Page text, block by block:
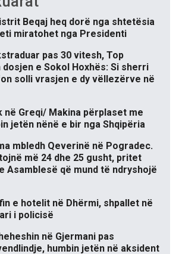
Beqaj heq dorë nga shtetësia
miratohet nga Presidenti
pas 30 vitesh, Top
dosjen e Sokol Hoxhës: Si sherri
solli vrasjen e dy vëllezërve në
Greqi/ Makina përplaset me
jetën nënë e bir nga Shqipëria
mbledh Qeverinë në Pogradec.
më 24 dhe 25 gusht, pritet
Asamblesë që mund të ndryshojë
e hotelit në Dhërmi, shpallet në
i policisë
në Gjermani pas
humbin jetën në aksident